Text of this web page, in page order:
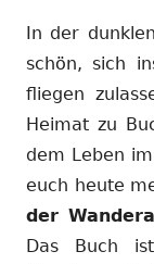
In der
schön, sich
fliegen
Heimat zu
dem Leben
euch heute
der
Das Buch